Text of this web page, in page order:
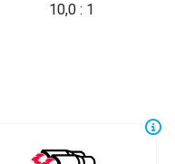
10,0 : 1